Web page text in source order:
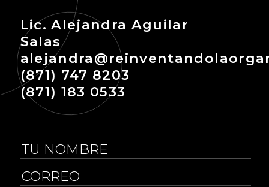
Lic. Alejandra Aguilar
Salas
(871) 747 8203
(871) 183 0533